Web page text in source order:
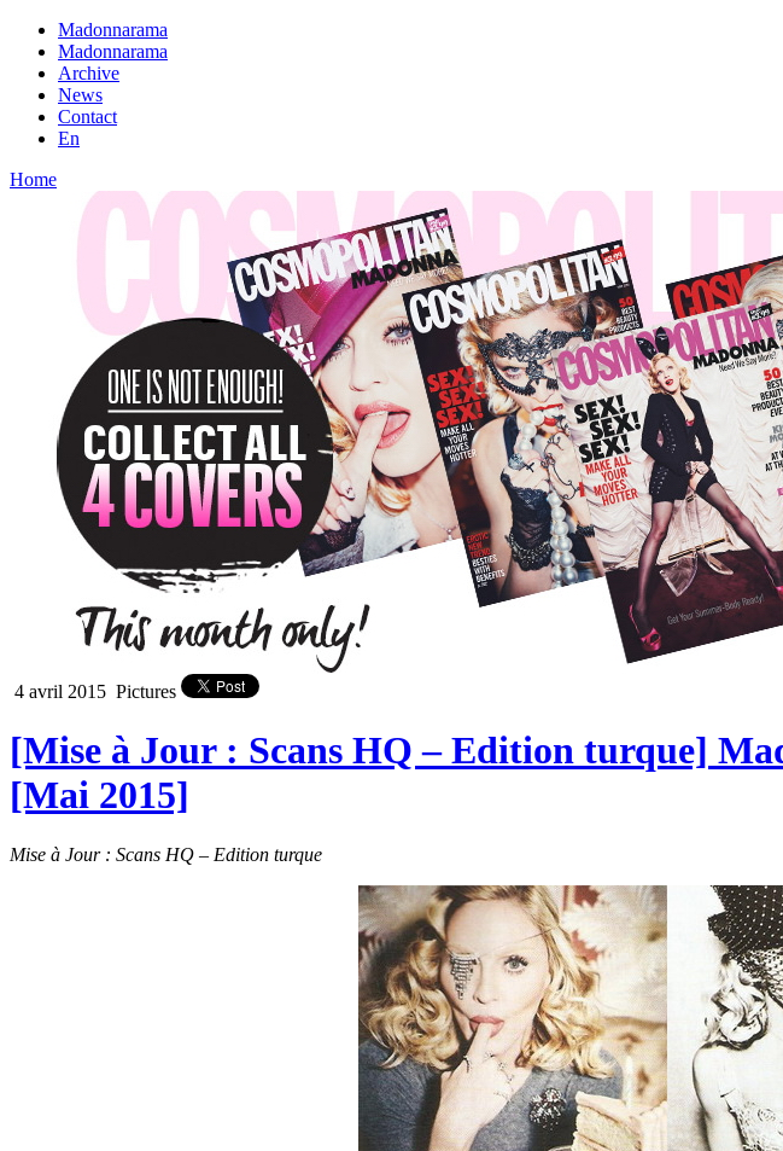
Madonnarama
Madonnarama
Archive
News
Contact
En
Home
4 avril 2015 Pictures
[Mise à Jour : Scans HQ – Edition turque]
[Mai 2015]
Mise à Jour : Scans HQ – Edition turque